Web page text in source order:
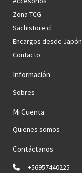
Zona TCG
Sachistore.cl
Encargos desde Japón
Contacto
Información
Sobres
Mi Cuenta
Quienes somos
Contáctanos
+56957440225